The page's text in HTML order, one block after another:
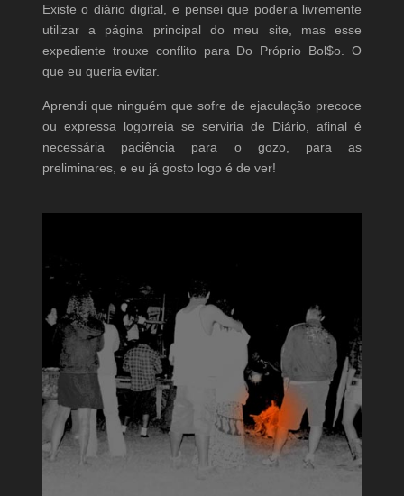
Existe o diário digital, e pensei que poderia livremente
utilizar a página principal do meu site, mas esse
expediente trouxe conflito para Do Próprio Bol$o. O
que eu queria evitar.
Aprendi que ninguém que sofre de ejaculação precoce
ou expressa logorreia se serviria de Diário, afinal é
necessária paciência para o gozo, para as
preliminares, e eu já gosto logo é de ver!